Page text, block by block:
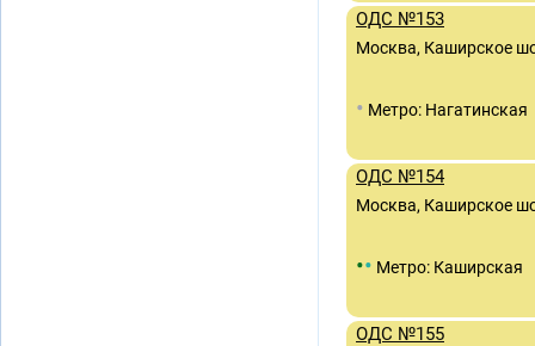
ОДС №153
Москва, Каширское
• Метро: Нагатинская
ОДС №154
Москва, Каширское
•• Метро: Каширская
ОДС №155